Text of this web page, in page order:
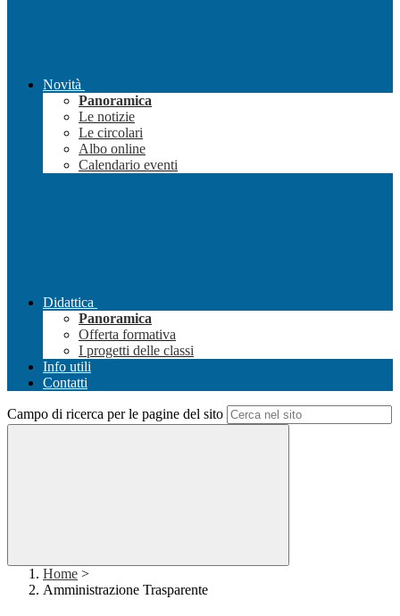
Novità
Panoramica
Le notizie
Le circolari
Albo online
Calendario eventi
Didattica
Panoramica
Offerta formativa
I progetti delle classi
Info utili
Contatti
Campo di ricerca per le pagine del sito
Home >
Amministrazione Trasparente